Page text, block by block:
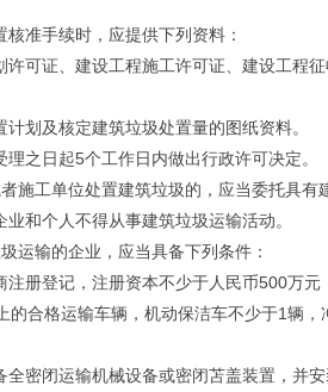
准手续时，应提供下列资料：
证、建设工程施工许可证、建设工程征
及核定建筑垃圾处置量的图纸资料。
日起5个工作日内做出行政许可决定。
工单位处置建筑垃圾的，应当委托具有
和个人不得从事建筑垃圾运输活动。
输的企业，应当具备下列条件：
登记，注册资本不少于人民币500万元
合格运输车辆，机动保洁车不少于1辆，
密闭运输机械设备或密闭苫盖装置，并安